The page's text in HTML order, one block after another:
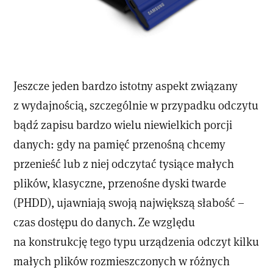
Jeszcze jeden bardzo istotny aspekt związany
z wydajnością, szczególnie w przypadku odczytu
bądź zapisu bardzo wielu niewielkich porcji
danych: gdy na pamięć przenośną chcemy
przenieść lub z niej odczytać tysiące małych
plików, klasyczne, przenośne dyski twarde
(PHDD), ujawniają swoją największą słabość –
czas dostępu do danych. Ze względu
na konstrukcję tego typu urządzenia odczyt kilku
małych plików rozmieszczonych w różnych